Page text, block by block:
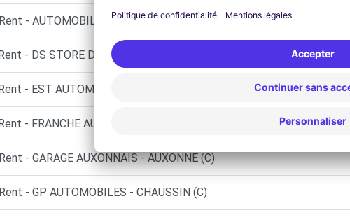
- AUTOMOBILES DU CHATEAU - PIERRE-DE-BRESSE (C)
- DS STORE DOLE - DOLE (DS)
- EST AUTOMOBILE - DOLE CEDEX (F)
- FRANCHE AUTOMOBILE BESANCON - FRANOIS (O)
- GARAGE AUXONNAIS - AUXONNE (C)
- GP AUTOMOBILES - CHAUSSIN (C)